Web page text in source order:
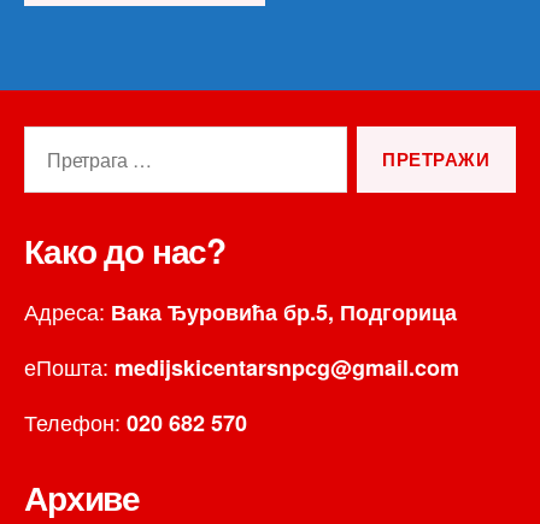
Како до нас?
Адреса: Вака Ђуровића бр.5, Подгорица
еПошта: medijskicentarsnpcg@gmail.com
Телефон: 020 682 570
Архиве